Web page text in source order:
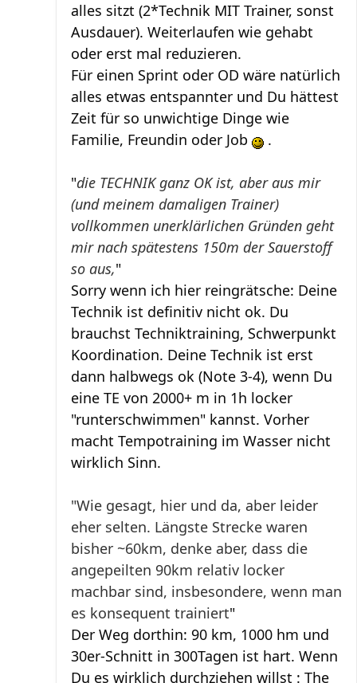
alles sitzt (2*Technik MIT Trainer, sonst
Ausdauer). Weiterlaufen wie gehabt
oder erst mal reduzieren.
Für einen Sprint oder OD wäre natürlich
alles etwas entspannter und Du hättest
Zeit für so unwichtige Dinge wie
Familie, Freundin oder Job
.
"die TECHNIK ganz OK ist, aber aus mir
(und meinem damaligen Trainer)
vollkommen unerklärlichen Gründen geht
mir nach spätestens 150m der Sauerstoff
so aus,"
Sorry wenn ich hier reingrätsche: Deine
Technik ist definitiv nicht ok. Du
brauchst Techniktraining, Schwerpunkt
Koordination. Deine Technik ist erst
dann halbwegs ok (Note 3-4), wenn Du
eine TE von 2000+ m in 1h locker
"runterschwimmen" kannst. Vorher
macht Tempotraining im Wasser nicht
wirklich Sinn.
"Wie gesagt, hier und da, aber leider
eher selten. Längste Strecke waren
bisher ~60km, denke aber, dass die
angepeilten 90km relativ locker
machbar sind, insbesondere, wenn man
es konsequent trainiert"
Der Weg dorthin: 90 km, 1000 hm und
30er-Schnitt in 300Tagen ist hart. Wenn
Du es wirklich durchziehen willst : The